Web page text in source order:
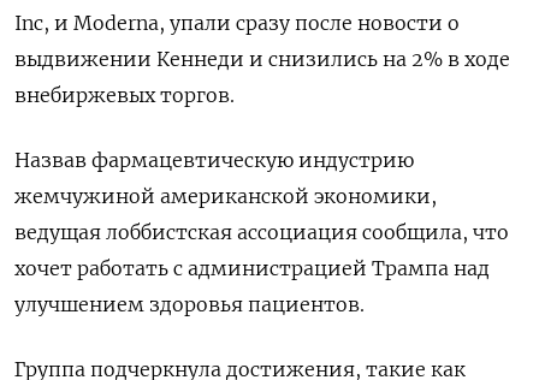
Inc, и Moderna, упали сразу после новости о
выдвижении Кеннеди и снизились на 2% в ходе
внебиржевых торгов.
Назвав фармацевтическую индустрию
жемчужиной американской экономики,
ведущая лоббистская ассоциация сообщила, что
хочет работать с администрацией Трампа над
улучшением здоровья пациентов.
Группа подчеркнула достижения, такие как